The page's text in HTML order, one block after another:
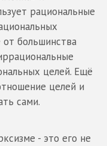
рациональные
большинства
целей. Ещё
целей и
сами.
- это его не